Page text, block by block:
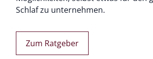
Schlaf zu unternehmen.
Zum Ratgeber